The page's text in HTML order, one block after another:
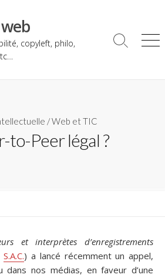
copyleft, philo,
Search
/Web et TIC
to-Peer légal ?
et interprètes d’enregistrements
S.A.C.) a lancé récemment un appel,
dans nos médias, en faveur d’une